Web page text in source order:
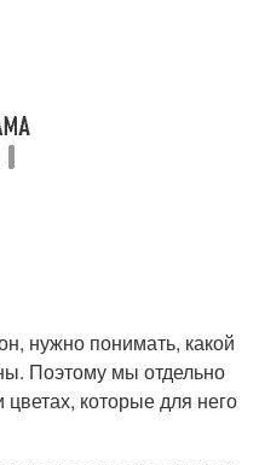
нужно понимать, какой
Поэтому мы отдельно
которые для него